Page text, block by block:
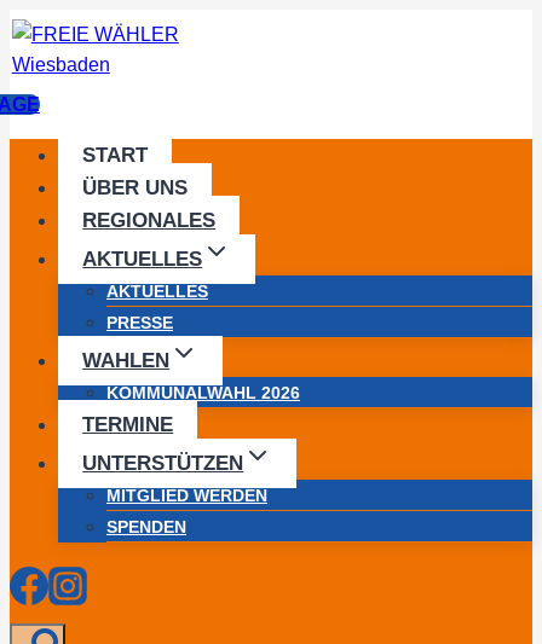
Zum
Inhalt
START
ÜBER UNS
REGIONALES
AKTUELLES
AKTUELLES
PRESSE
WAHLEN
KOMMUNALWAHL 2026
TERMINE
UNTERSTÜTZEN
MITGLIED WERDEN
SPENDEN